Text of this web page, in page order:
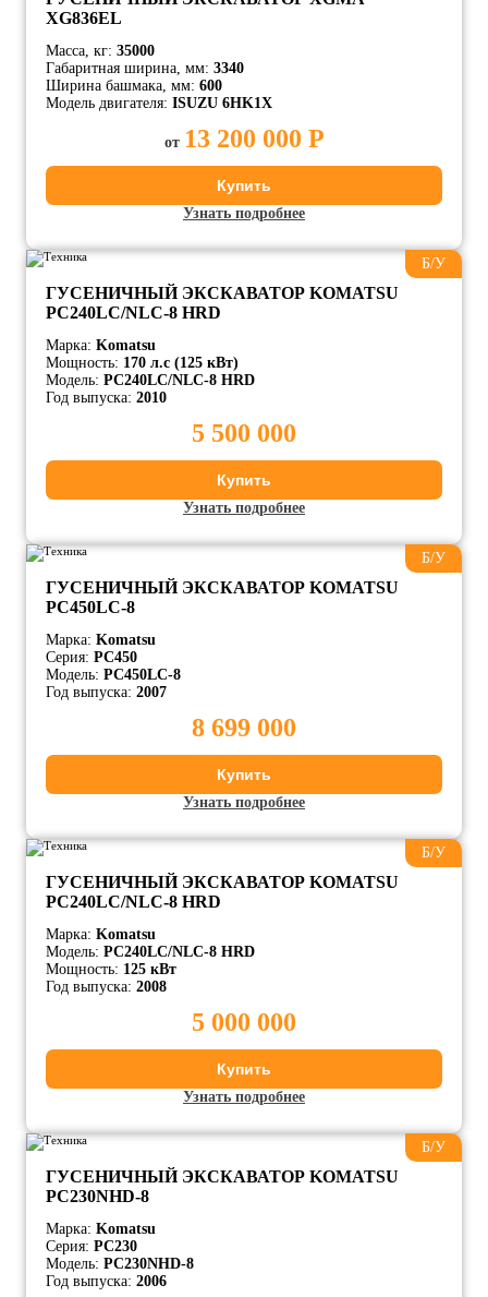
XG836EL
Масса, кг: 35000
Габаритная ширина, мм: 3340
Ширина башмака, мм: 600
Модель двигателя: ISUZU 6HK1X
от 13 200 000 Р
Купить
Узнать подробнее
Б/У
ГУСЕНИЧНЫЙ ЭКСКАВАТОР KOMATSU
PC240LC/NLC-8 HRD
Марка: Komatsu
Мощность: 170 л.с (125 кВт)
Модель: PC240LC/NLC-8 HRD
Год выпуска: 2010
5 500 000
Купить
Узнать подробнее
Б/У
ГУСЕНИЧНЫЙ ЭКСКАВАТОР KOMATSU
PC450LC-8
Марка: Komatsu
Серия: PC450
Модель: PC450LC-8
Год выпуска: 2007
8 699 000
Купить
Узнать подробнее
Б/У
ГУСЕНИЧНЫЙ ЭКСКАВАТОР KOMATSU
PC240LC/NLC-8 HRD
Марка: Komatsu
Модель: PC240LC/NLC-8 HRD
Мощность: 125 кВт
Год выпуска: 2008
5 000 000
Купить
Узнать подробнее
Б/У
ГУСЕНИЧНЫЙ ЭКСКАВАТОР KOMATSU
PC230NHD-8
Марка: Komatsu
Серия: PC230
Модель: PC230NHD-8
Год выпуска: 2006